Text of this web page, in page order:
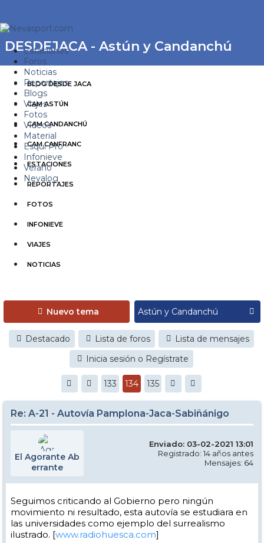
Estaciones
Foros
Noticias
Reportajes
Blogs
Viajes
Fotos
Videos
Material
Esquí Pro
Infonieve
Verano
Nevalog
DESDEJACA - Astún y Candanchú
BLOG DESDE JACA
CAM ASTÚN
CAM CANDANCHÚ
CAM CANFRANC
ESTACIONES
REPORTAJES
FOTOS
INFONIEVE
VIAJES
NOTICIAS
Nuevo tema
Destacado Lista de foros
Lista de mensajes
Inicia sesión o Regístrate
133 134 135
Re: A-21 - Autovía Pamplona-Jaca-Sabiñánigo
El Agorante Ab
errante
Enviado: 03-02-2021 13:01
Registrado: 14 años antes
Mensajes: 64
Seguimos criticando al Gobierno pero ningún
movimiento ni resultado, esta autovía se estudiara en
las universidades como ejemplo del surrealismo
ilustrado. [www.radiohuesca.com]